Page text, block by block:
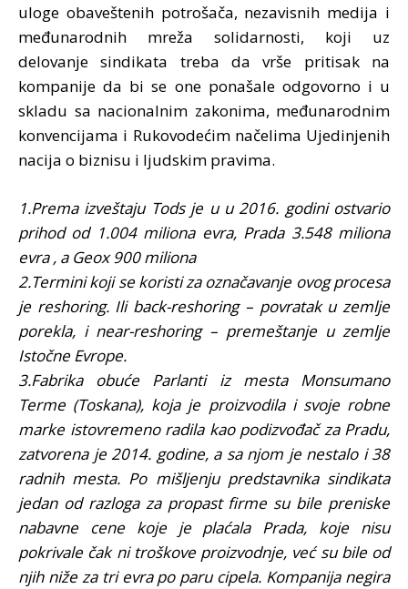
uloge obaveštenih potrošača, nezavisnih medija i
međunarodnih mreža solidarnosti, koji uz
delovanje sindikata treba da vrše pritisak na
kompanije da bi se one ponašale odgovorno i u
skladu sa nacionalnim zakonima, međunarodnim
konvencijama i Rukovodećim načelima Ujedinjenih
nacija o biznisu i ljudskim pravima.
1.Prema izveštaju Tods je u u 2016. godini ostvario
prihod od 1.004 miliona evra, Prada 3.548 miliona
evra , a Geox 900 miliona
2.Termini koji se koristi za označavanje ovog procesa
je reshoring. Ili back-reshoring – povratak u zemlje
porekla, i near-reshoring – premeštanje u zemlje
Istočne Evrope.
3.Fabrika obuće Parlanti iz mesta Monsumano
Terme (Toskana), koja je proizvodila i svoje robne
marke istovremeno radila kao podizvođač za Pradu,
zatvorena je 2014. godine, a sa njom je nestalo i 38
radnih mesta. Po mišljenju predstavnika sindikata
jedan od razloga za propast firme su bile preniske
nabavne cene koje je plaćala Prada, koje nisu
pokrivale čak ni troškove proizvodnje, već su bile od
njih niže za tri evra po paru cipela. Kompanija negira